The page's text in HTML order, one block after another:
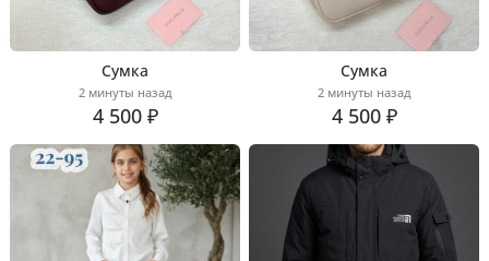
Сумка
2 минуты назад
4 500 ₽
Сумка
2 минуты назад
4 500 ₽